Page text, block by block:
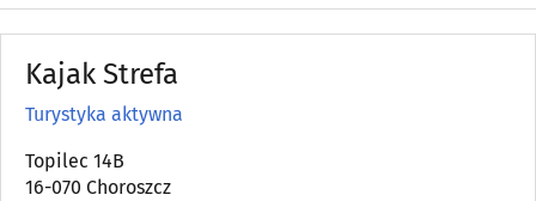
Jeździectwo, Stadniny koni(15)
Kluby sportowe
Modelarstwo
Kajak Strefa
Turystyka aktywna
Topilec 14B
16-070 Choroszcz